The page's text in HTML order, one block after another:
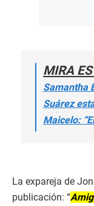
MIRA
Samantha
Suárez
Maicelo:
La expareja de
publicación: “